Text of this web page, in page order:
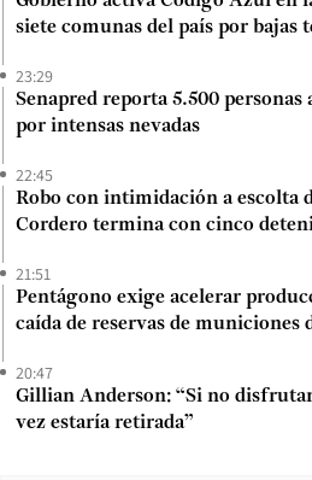
siete comunas del país por bajas
23:29
Senapred reporta 5.500 personas
por intensas nevadas
22:45
Robo con intimidación a escolta
Cordero termina con cinco
21:51
Pentágono exige acelerar
caída de reservas de municiones
20:47
Gillian Anderson: “Si no
vez estaría retirada”